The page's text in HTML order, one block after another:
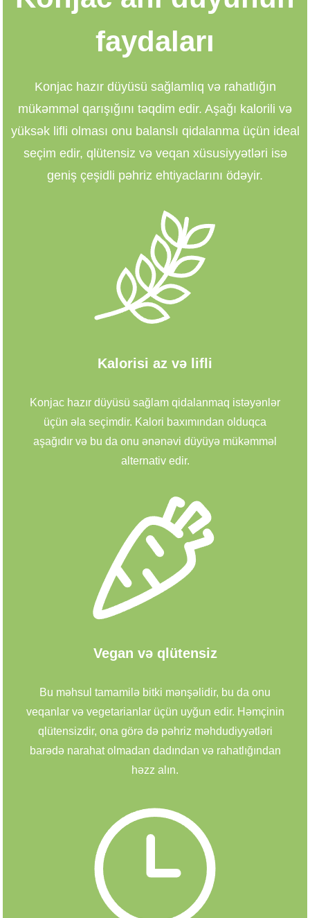
faydaları
Konjac hazır düyüsü sağlamlıq və rahatlığın
mükəmməl qarışığını təqdim edir. Aşağı kalorili və
yüksək lifli olması onu balanslı qidalanma üçün ideal
seçim edir, qlütensiz və veqan xüsusiyyətləri isə
geniş çeşidli pəhriz ehtiyaclarını ödəyir.
Kalorisi az və lifli
Konjac hazır düyüsü sağlam qidalanmaq istəyənlər
üçün əla seçimdir. Kalori baxımından olduqca
aşağıdır və bu da onu ənənəvi düyüyə mükəmməl
alternativ edir.
Vegan və qlütensiz
Bu məhsul tamamilə bitki mənşəlidir, bu da onu
veqanlar və vegetarianlar üçün uyğun edir. Həmçinin
qlütensizdir, ona görə də pəhriz məhdudiyyətləri
barədə narahat olmadan dadından və rahatlığından
həzz alın.